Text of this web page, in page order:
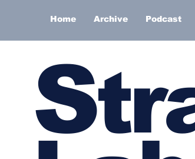
Home Archive Podcast
S